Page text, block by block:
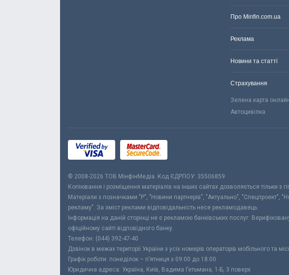
Про Minfin.com.ua
Реклама
Новини та статті
Страхування
Зелена карта
Автоцивілка
© 2008-2026 ТОВ МiнфiнМедiа. Код ЄДРПОУ: 35506859
Копіювання і розміщення матеріалів на інших сайтах дозволяється тільки
Матеріали з позначками "Р", "Новини партнерів", "Актуально", "Спецпроект",
рекламу". За зміст реклами відповідальність несе рекламодавець.
Інформація на даній сторінці не є рекламою банківських послуг.
офіційному сайті відповідного банку.
Телефон: (044) 392-47-40
Дзвінок в межах території України з усіх номерів операторів мобільного та
Графік роботи: понеділок – п’ятниця з 09:00 до 18:00
Юридична адреса: Україна, Київ, Вадима Гетьмана, 1-Б, 3 поверх